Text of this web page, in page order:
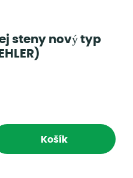
steny nový typ
Košík